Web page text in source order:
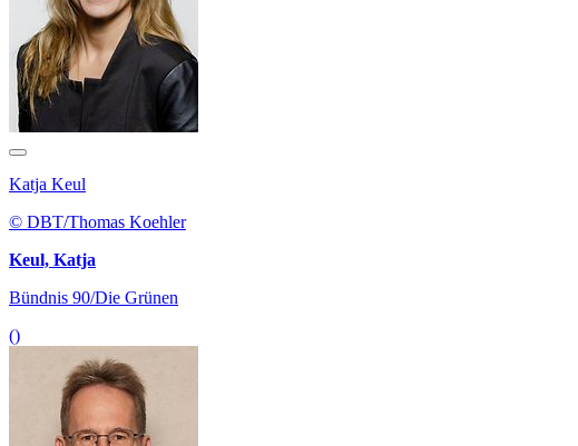
Katja Keul
© DBT/Thomas Koehler
Keul, Katja
Bündnis 90/Die Grünen
()